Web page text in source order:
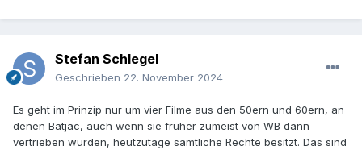
Stefan Schlegel
Geschrieben 22. November 2024
Es geht im Prinzip nur um vier Filme aus den 50ern und 60ern, an
denen Batjac, auch wenn sie früher zumeist von WB dann
vertrieben wurden, heutzutage sämtliche Rechte besitzt. Das sind